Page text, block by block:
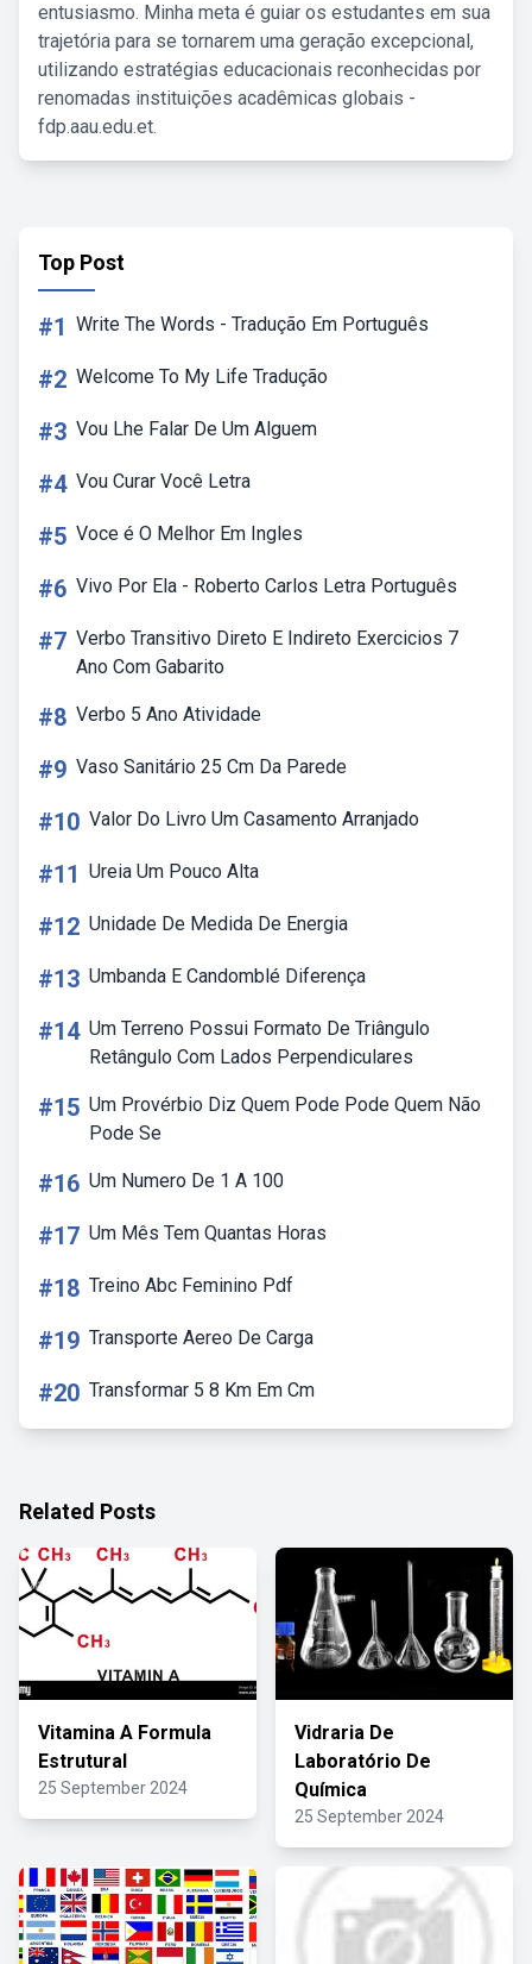
entusiasmo. Minha meta é guiar os estudantes em sua
trajetória para se tornarem uma geração excepcional,
utilizando estratégias educacionais reconhecidas por
renomadas instituições acadêmicas globais -
fdp.aau.edu.et.
Top Post
#1 Write The Words - Tradução Em Português
#2 Welcome To My Life Tradução
#3 Vou Lhe Falar De Um Alguem
#4 Vou Curar Você Letra
#5 Voce é O Melhor Em Ingles
#6 Vivo Por Ela - Roberto Carlos Letra Português
#7 Verbo Transitivo Direto E Indireto Exercicios 7
Ano Com Gabarito
#8 Verbo 5 Ano Atividade
#9 Vaso Sanitário 25 Cm Da Parede
#10 Valor Do Livro Um Casamento Arranjado
#11 Ureia Um Pouco Alta
#12 Unidade De Medida De Energia
#13 Umbanda E Candomblé Diferença
#14 Um Terreno Possui Formato De Triângulo
Retângulo Com Lados Perpendiculares
#15 Um Provérbio Diz Quem Pode Pode Quem Não
Pode Se
#16 Um Numero De 1 A 100
#17 Um Mês Tem Quantas Horas
#18 Treino Abc Feminino Pdf
#19 Transporte Aereo De Carga
#20 Transformar 5 8 Km Em Cm
Related Posts
Vitamina A Formula
Estrutural
25 September 2024
Vidraria De
Laboratório De
Química
25 September 2024